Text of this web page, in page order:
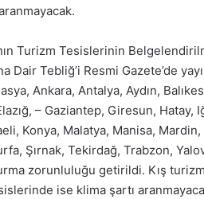
Turizm Tesislerinin
Dair Tebliğ’i Resmi Gazete’de
Ankara, Antalya, Aydın,
– Gaziantep, Giresun, Hatay,
Konya, Malatya, Manisa,
Şırnak, Tekirdağ, Trabzon,
zorunluluğu getirildi. Kış
ise klima şartı